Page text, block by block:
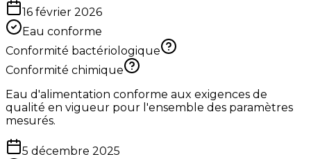
16 février 2026
Eau conforme
Conformité bactériologique
Conformité chimique
Eau d'alimentation conforme aux exigences de
qualité en vigueur pour l'ensemble des paramètres
mesurés.
5 décembre 2025